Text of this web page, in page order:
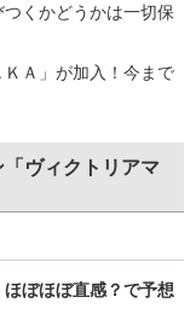
くかどうかは一切保
Ａ」が加入！今まで
ヴィクトリアマ
ぼほぼ直感？で予想